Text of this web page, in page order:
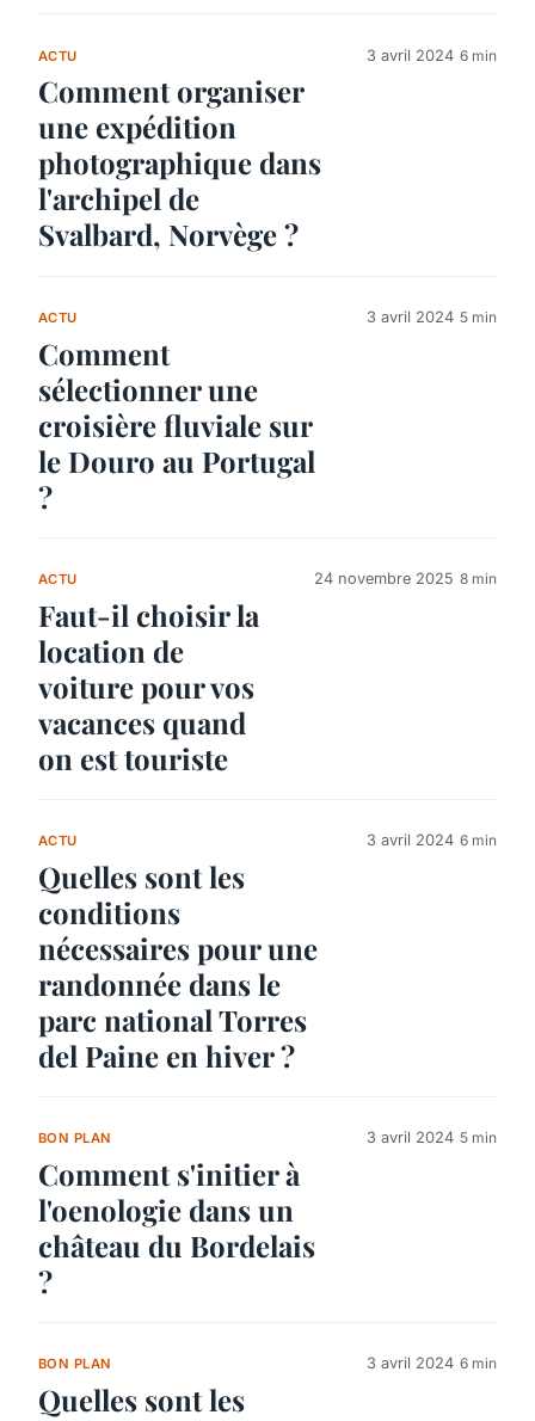
ACTU
Comment organiser
une expédition
photographique dans
l'archipel de
Svalbard, Norvège ?
3 avril 2024 6 min
ACTU
Comment
sélectionner une
croisière fluviale sur
le Douro au Portugal
?
3 avril 2024 5 min
ACTU
Faut-il choisir la
location de
voiture pour vos
vacances quand
on est touriste
24 novembre 2025 8 min
ACTU
Quelles sont les
conditions
nécessaires pour une
randonnée dans le
parc national Torres
del Paine en hiver ?
3 avril 2024 6 min
BON PLAN
Comment s'initier à
l'oenologie dans un
château du Bordelais
?
3 avril 2024 5 min
BON PLAN
Quelles sont les
3 avril 2024 6 min